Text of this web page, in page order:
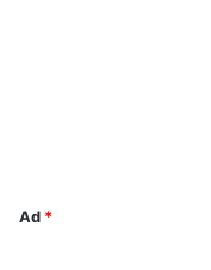
Ad *